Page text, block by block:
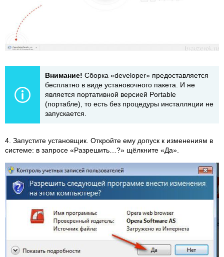
Внимание! Сборка «developer» предоставляется
бесплатно в виде установочного пакета. И не
является портативной версией Portable
(портабле), то есть без процедуры инсталляции не
запускается.
4. Запустите установщик. Откройте ему допуск к изменениям в
системе: в запросе «Разрешить…?» щёлкните «Да».